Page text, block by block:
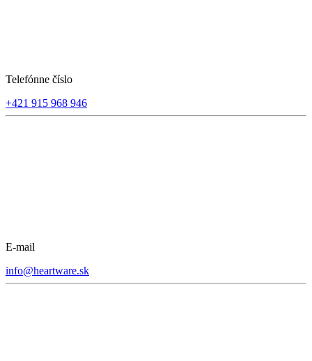
Telefónne číslo
+421 915 968 946
E-mail
info@heartware.sk